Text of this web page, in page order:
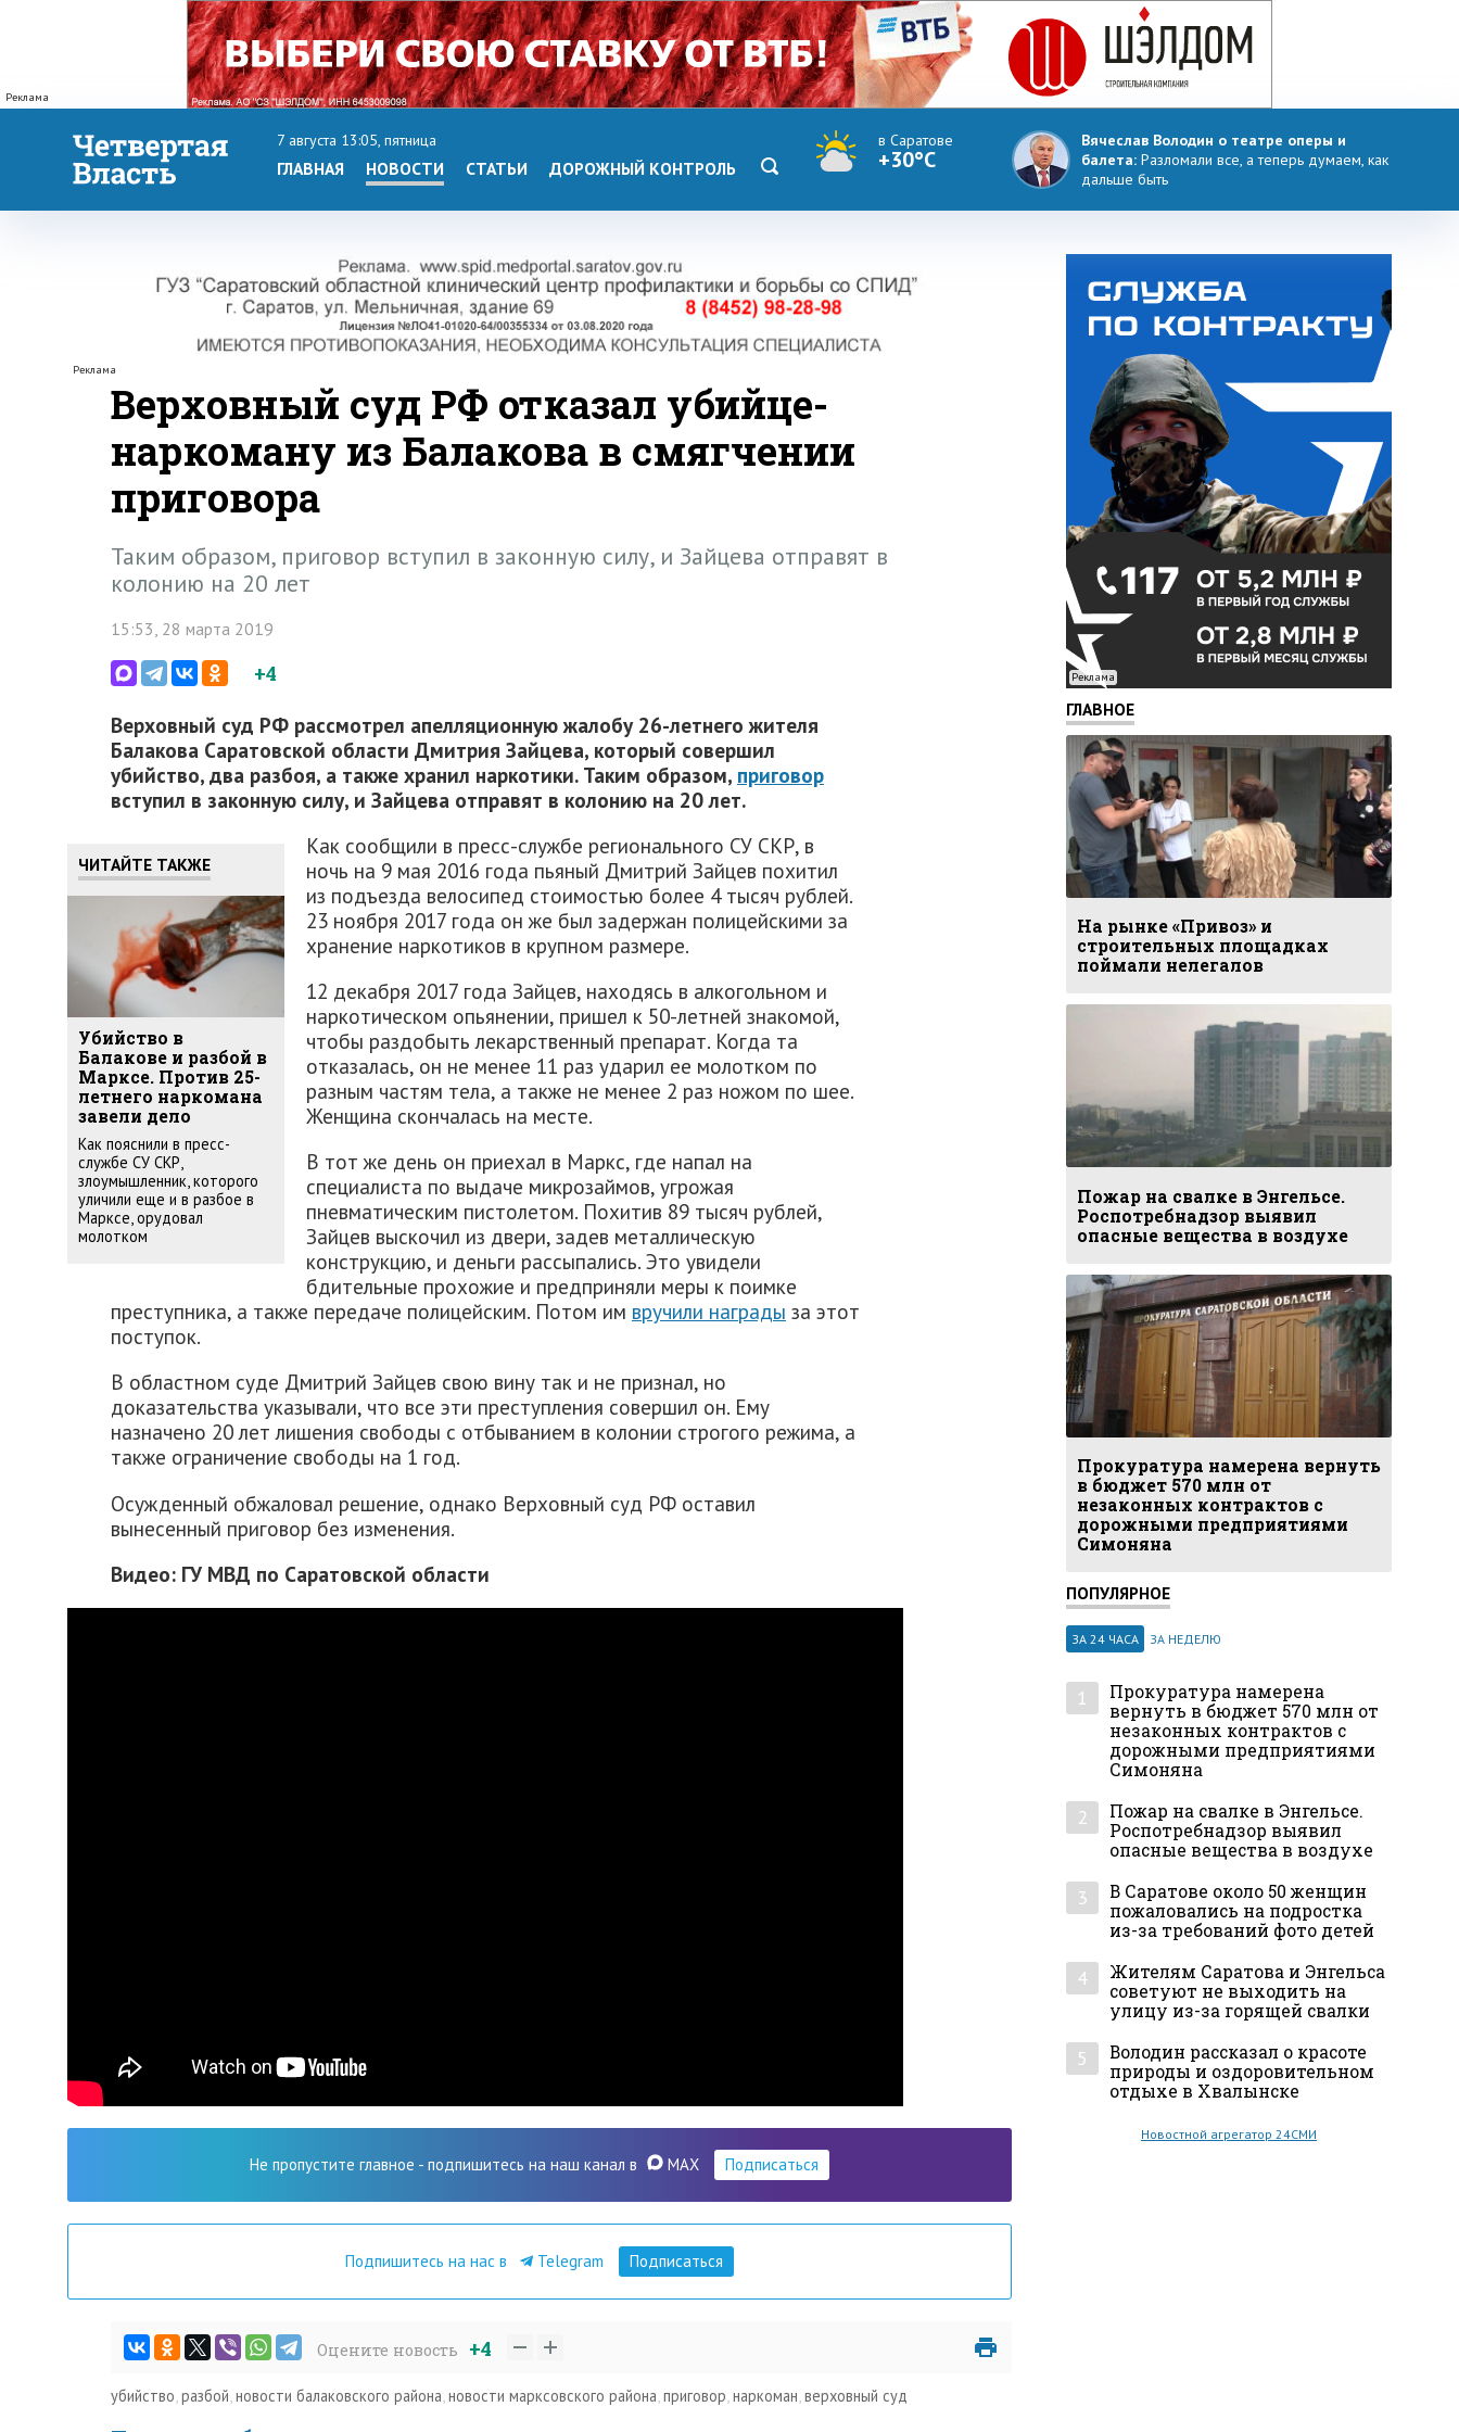
Реклама
7 августа 13:05, пятница
ГЛАВНАЯ НОВОСТИ СТАТЬИ ДОРОЖНЫЙ КОНТРОЛЬ
в Саратове
+30°C
Вячеслав Володин о театре оперы и
балета: Разломали все, а теперь думаем, как
дальше быть
Реклама
Верховный суд РФ отказал убийце-
наркоману из Балакова в смягчении
приговора
Таким образом, приговор вступил в законную силу, и Зайцева отправят в
колонию на 20 лет
15:53, 28 марта 2019
+4
Верховный суд РФ рассмотрел апелляционную жалобу 26-летнего жителя
Балакова Саратовской области Дмитрия Зайцева, который совершил
убийство, два разбоя, а также хранил наркотики. Таким образом, приговор
вступил в законную силу, и Зайцева отправят в колонию на 20 лет.
ЧИТАЙТЕ ТАКЖЕ
Убийство в
Балакове и разбой в
Марксе. Против 25-
летнего наркомана
завели дело
Как пояснили в пресс-
службе СУ СКР,
злоумышленник, которого
уличили еще и в разбое в
Марксе, орудовал
молотком
Как сообщили в пресс-службе регионального СУ СКР, в
ночь на 9 мая 2016 года пьяный Дмитрий Зайцев похитил
из подъезда велосипед стоимостью более 4 тысяч рублей.
23 ноября 2017 года он же был задержан полицейскими за
хранение наркотиков в крупном размере.
12 декабря 2017 года Зайцев, находясь в алкогольном и
наркотическом опьянении, пришел к 50-летней знакомой,
чтобы раздобыть лекарственный препарат. Когда та
отказалась, он не менее 11 раз ударил ее молотком по
разным частям тела, а также не менее 2 раз ножом по шее.
Женщина скончалась на месте.
В тот же день он приехал в Маркс, где напал на
специалиста по выдаче микрозаймов, угрожая
пневматическим пистолетом. Похитив 89 тысяч рублей,
Зайцев выскочил из двери, задев металлическую
конструкцию, и деньги рассыпались. Это увидели
бдительные прохожие и предприняли меры к поимке
преступника, а также передаче полицейским. Потом им вручили награды за этот
поступок.
В областном суде Дмитрий Зайцев свою вину так и не признал, но
доказательства указывали, что все эти преступления совершил он. Ему
назначено 20 лет лишения свободы с отбыванием в колонии строгого режима, а
также ограничение свободы на 1 год.
Осужденный обжаловал решение, однако Верховный суд РФ оставил
вынесенный приговор без изменения.
Видео: ГУ МВД по Саратовской области
Не пропустите главное - подпишитесь на наш канал в MAX Подписаться
Подпишитесь на нас в Telegram Подписаться
Оцените новость +4
убийство разбой новости балаковского района новости марксовского района приговор наркоман верховный суд
Реклама
ГЛАВНОЕ
На рынке «Привоз» и
строительных площадках
поймали нелегалов
Пожар на свалке в Энгельсе.
Роспотребнадзор выявил
опасные вещества в воздухе
Прокуратура намерена вернуть
в бюджет 570 млн от
незаконных контрактов с
дорожными предприятиями
Симоняна
ПОПУЛЯРНОЕ
ЗА 24 ЧАСА ЗА НЕДЕЛЮ
1
Прокуратура намерена
вернуть в бюджет 570 млн от
незаконных контрактов с
дорожными предприятиями
Симоняна
2
Пожар на свалке в Энгельсе.
Роспотребнадзор выявил
опасные вещества в воздухе
3
В Саратове около 50 женщин
пожаловались на подростка
из-за требований фото детей
4
Жителям Саратова и Энгельса
советуют не выходить на
улицу из-за горящей свалки
5
Володин рассказал о красоте
природы и оздоровительном
отдыхе в Хвалынске
Новостной агрегатор 24СМИ